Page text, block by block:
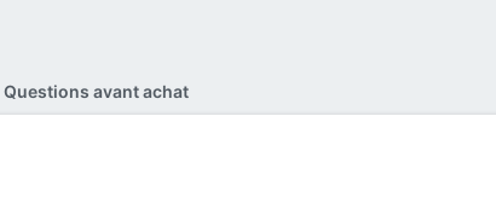
Questions avant achat